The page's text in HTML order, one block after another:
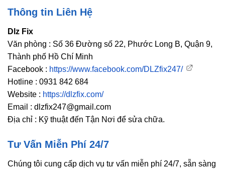
Thông tin Liên Hệ
Dlz Fix
Văn phòng : Số 36 Đường số 22, Phước Long B, Quận 9,
Thành phố Hồ Chí Minh
Facebook : https://www.facebook.com/DLZfix247/
Hotline : 0931 842 684
Website : https://dlzfix.com/
Email : dlzfix247@gmail.com
Địa chỉ : Kỹ thuật đến Tận Nơi để sửa chữa.
Tư Vấn Miễn Phí 24/7
Chúng tôi cung cấp dịch vụ tư vấn miễn phí 24/7, sẵn sàng